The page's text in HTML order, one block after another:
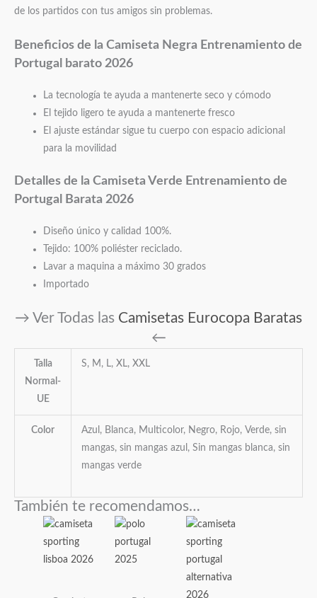
de los partidos con tus amigos sin problemas.
Beneficios de la Camiseta Negra Entrenamiento de
Portugal barato 2026
La tecnología te ayuda a mantenerte seco y cómodo
El tejido ligero te ayuda a mantenerte fresco
El ajuste estándar sigue tu cuerpo con espacio adicional
para la movilidad
Detalles de la Camiseta Verde Entrenamiento de
Portugal Barata 2026
Diseño único y calidad 100%.
Tejido: 100% poliéster reciclado.
Lavar a maquina a máximo 30 grados
Importado
→ Ver Todas las Camisetas Eurocopa Baratas
←
Talla
Normal-
UE
S, M, L, XL, XXL
Color
Azul, Blanca, Multicolor, Negro, Rojo, Verde, sin
mangas, sin mangas azul, Sin mangas blanca, sin
mangas verde
También te recomendamos…
Este
producto
tiene
Este
producto